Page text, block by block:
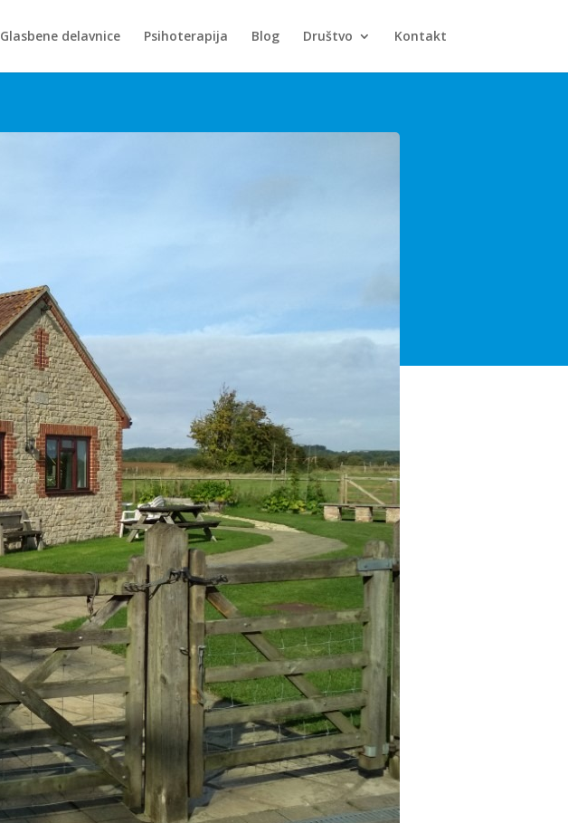
Glasbene delavnice Psihoterapija Blog Društvo Kontakt